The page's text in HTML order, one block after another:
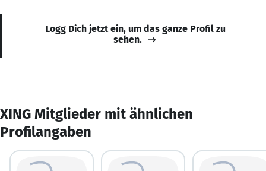
Logg Dich jetzt ein, um das ganze Profil zu
sehen.
XING Mitglieder mit ähnlichen
Profilangaben